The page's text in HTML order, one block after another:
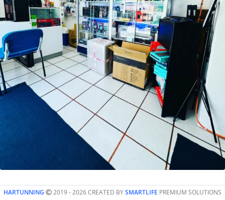
HARTUNNING 2019 - 2026 CREATED BYSMARTLIFE PREMIUM SOLUTIONS